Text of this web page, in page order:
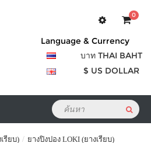
0
Language & Currency
บาท THAI BAHT
$ US DOLLAR
รียบ)
ยางปิงปอง LOKI (ยางเรียบ)